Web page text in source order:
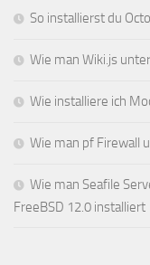
So installierst du
Wie man Wiki.js
Wie installiere ich
Wie man pf Firewall
Wie man Seafile
FreeBSD 12.0 installiert